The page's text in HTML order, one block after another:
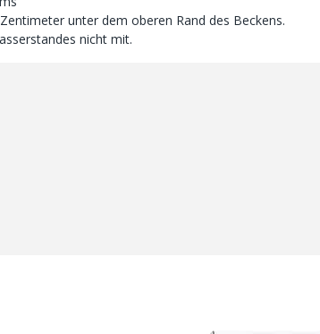
unter dem oberen Rand des Beckens.
nicht mit.